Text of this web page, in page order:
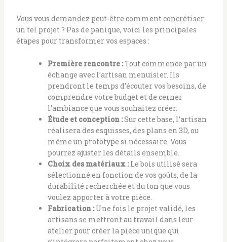
Vous vous demandez peut-être comment concrétiser
un tel projet ? Pas de panique, voici les principales
étapes pour transformer vos espaces :
Première rencontre :Tout commence par un
échange avec l’artisan menuisier. Ils
prendront le temps d’écouter vos besoins, de
comprendre votre budget et de cerner
l’ambiance que vous souhaitez créer.
Étude et conception :Sur cette base, l’artisan
réalisera des esquisses, des plans en 3D, ou
même un prototype si nécessaire. Vous
pourrez ajuster les détails ensemble.
Choix des matériaux :Le bois utilisé sera
sélectionné en fonction de vos goûts, de la
durabilité recherchée et du ton que vous
voulez apporter à votre pièce.
Fabrication :Une fois le projet validé, les
artisans se mettront au travail dans leur
atelier pour créer la pièce unique qui